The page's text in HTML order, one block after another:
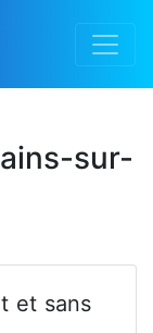
sur-
et sans